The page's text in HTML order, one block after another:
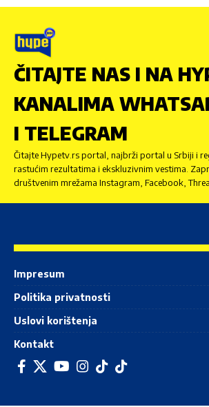
ČITAJTE NAS I NA
KANALIMA
I TELEGRAM
Čitajte Hypetv.rs portal, najbrži portal u Srbiji i
rastućim rezultatima i ekskluzivnim vestima.
društvenim mrežama Instagram, Facebook,
Impresum
Politika privatnosti
Uslovi korištenja
Kontakt